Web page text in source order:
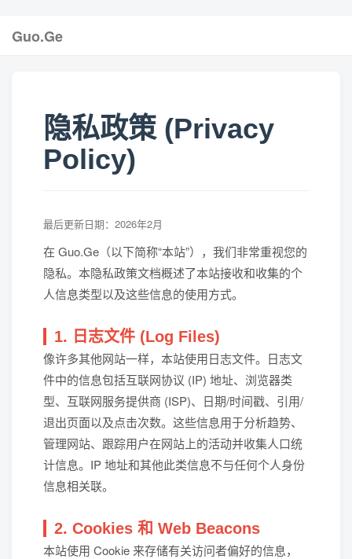
Guo.Ge
隐私政策 (Privacy
Policy)
最后更新日期：2026年2月
在 Guo.Ge（以下简称“本站”），我们非常重视您的
隐私。本隐私政策文档概述了本站接收和收集的个
人信息类型以及这些信息的使用方式。
1. 日志文件 (Log Files)
像许多其他网站一样，本站使用日志文件。日志文
件中的信息包括互联网协议 (IP) 地址、浏览器类
型、互联网服务提供商 (ISP)、日期/时间戳、引用/
退出页面以及点击次数。这些信息用于分析趋势、
管理网站、跟踪用户在网站上的活动并收集人口统
计信息。IP 地址和其他此类信息不与任何个人身份
信息相关联。
2. Cookies 和 Web Beacons
本站使用 Cookie 来存储有关访问者偏好的信息，